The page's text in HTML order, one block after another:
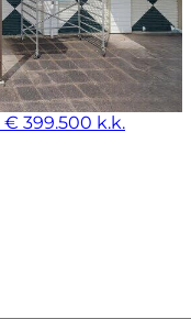
€ 399.500 k.k.